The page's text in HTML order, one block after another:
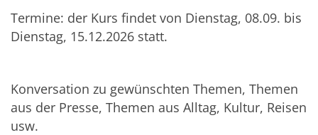
Termine: der Kurs findet von Dienstag, 08.09. bis
Dienstag, 15.12.2026 statt.
Konversation zu gewünschten Themen, Themen
aus der Presse, Themen aus Alltag, Kultur, Reisen
usw.